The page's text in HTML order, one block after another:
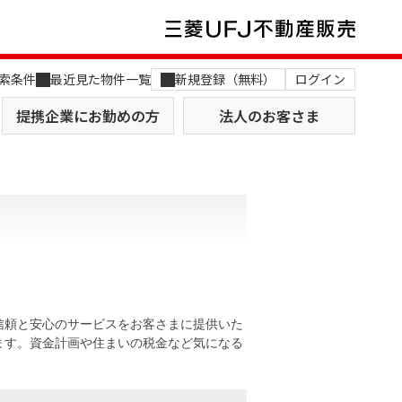
条件 最近見た物件一覧 新規登録（無料） ログイン
提携企業にお勤めの方 法人のお客さま
土地を探す
AI不動産査定
役員一覧
と安心のサービスをお客さまに提供いた
。資金計画や住まいの税金など気になる